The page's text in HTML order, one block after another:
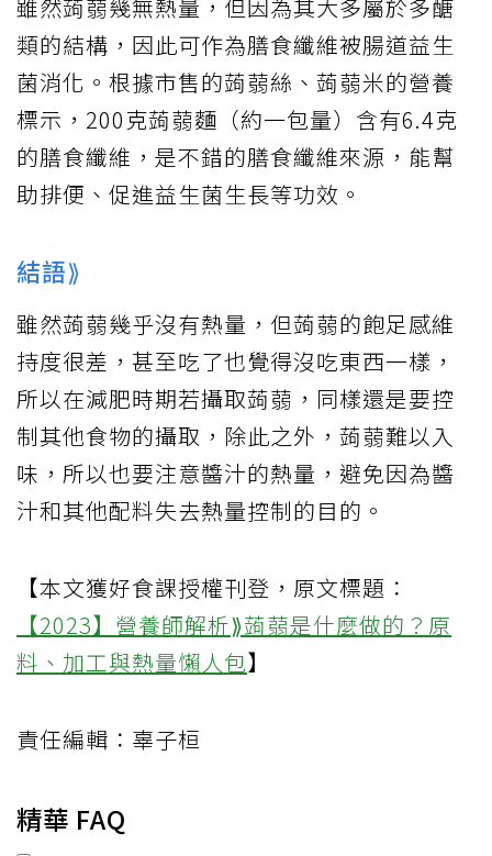
雖然蒟蒻幾無熱量，但因為其大多屬於多醣
類的結構，因此可作為膳食纖維被腸道益生
菌消化。根據市售的蒟蒻絲、蒟蒻米的營養
標示，200克蒟蒻麵（約一包量）含有6.4克
的膳食纖維，是不錯的膳食纖維來源，能幫
助排便、促進益生菌生長等功效。
結語⟫
雖然蒟蒻幾乎沒有熱量，但蒟蒻的飽足感維
持度很差，甚至吃了也覺得沒吃東西一樣，
所以在減肥時期若攝取蒟蒻，同樣還是要控
制其他食物的攝取，除此之外，蒟蒻難以入
味，所以也要注意醬汁的熱量，避免因為醬
汁和其他配料失去熱量控制的目的。
【本文獲好食課授權刊登，原文標題：
【2023】營養師解析⟫蒟蒻是什麼做的？原
料、加工與熱量懶人包】
責任編輯：辜子桓
精華 FAQ